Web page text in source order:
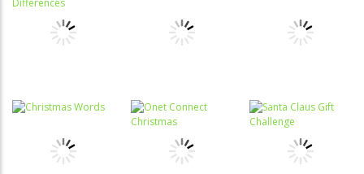
Quebra-
cabeça
Santa Claus
Motora
Touch and
Catch Santa
Passatempo
Christmas
adventure
Associar e
Christmas
Rooms
Differences
Raciocínio
Lógico
Christmas
Connect
Raciocínio
Lógico
Christmas
Bubbles